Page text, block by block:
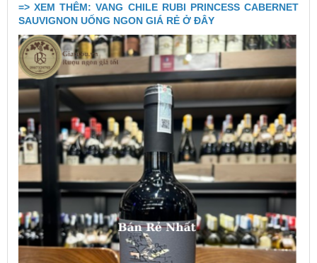
=> XEM THÊM: VANG CHILE RUBI PRINCESS CABERNET
SAUVIGNON UỐNG NGON GIÁ RẺ Ở ĐÂY